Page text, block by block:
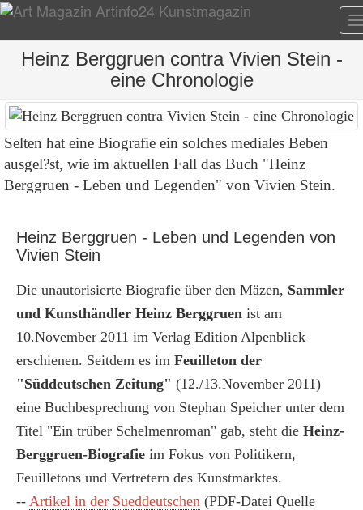
Heinz Berggruen contra Vivien Stein -
eine Chronologie
Selten hat eine Biografie ein solches mediales Beben
ausgel?st, wie im aktuellen Fall das Buch "Heinz
Berggruen - Leben und Legenden" von Vivien Stein.
Heinz Berggruen - Leben und Legenden von
Vivien Stein
Die unautorisierte Biografie über den Mäzen, Sammler
und Kunsthändler Heinz Berggruen ist am
10.November 2011 im Verlag Edition Alpenblick
erschienen. Seitdem es im Feuilleton der
"Süddeutschen Zeitung" (12./13.November 2011)
eine Buchbesprechung von Stephan Speicher unter dem
Titel "Ein trüber Schelmenroman" gab, steht die Heinz-
Berggruen-Biografie im Fokus von Politikern,
Feuilletons und Vertretern des Kunstmarktes.
-- Artikel in der Sueddeutschen (PDF-Datei Quelle